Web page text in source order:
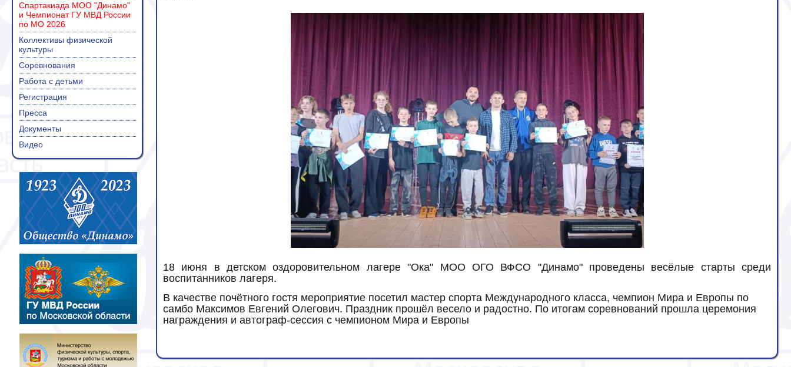
Спартакиада МОО "Динамо"
и Чемпионат ГУ МВД России
по МО 2026
Коллективы физической
культуры
Соревнования
Работа с детьми
Регистрация
Пресса
Документы
Видео
18 июня в детском оздоровительном лагере "Ока" МОО ОГО ВФСО "Динамо" проведены весёлые старты среди
воспитанников лагеря.
В качестве почётного гостя мероприятие посетил мастер спорта Международного класса, чемпион Мира и Европы по
самбо Максимов Евгений Олегович. Праздник прошёл весело и радостно. По итогам соревнований прошла церемония
награждения и автограф-сессия с чемпионом Мира и Европы